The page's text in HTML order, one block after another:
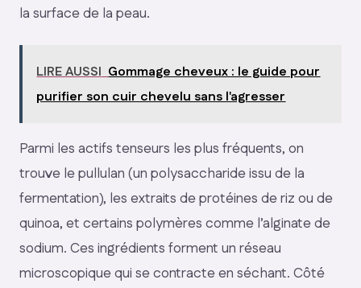
la surface de la peau.
LIRE AUSSI Gommage cheveux : le guide pour
purifier son cuir chevelu sans l'agresser
Parmi les actifs tenseurs les plus fréquents, on
trouve le pullulan (un polysaccharide issu de la
fermentation), les extraits de protéines de riz ou de
quinoa, et certains polymères comme l’alginate de
sodium. Ces ingrédients forment un réseau
microscopique qui se contracte en séchant. Côté